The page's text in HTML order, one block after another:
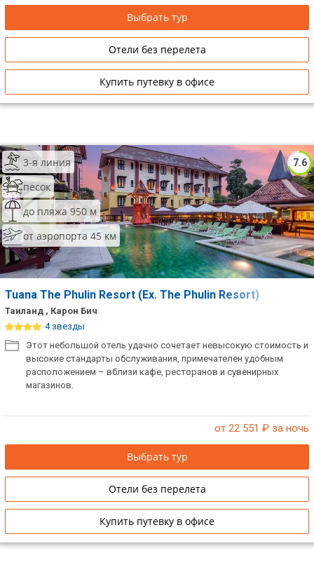
Выбрать тур
Отели без перелета
Купить путевку в офисе
7.6
3-я линия
песок
до пляжа 950 м
от аэропорта 45 км
Tuana The Phulin Resort (Ex. The Phulin Resort)
Таиланд , Карон Бич
4 звезды
Этот небольшой отель удачно сочетает невысокую стоимость и
высокие стандарты обслуживания, примечателен удобным
расположением – вблизи кафе, ресторанов и сувенирных
магазинов.
от 22 551 ₽ за ночь
Выбрать тур
Отели без перелета
Купить путевку в офисе